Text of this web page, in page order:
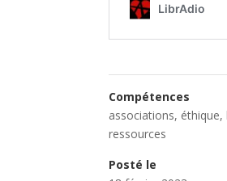
Compétences
associations, éthique,
ressources
Posté le